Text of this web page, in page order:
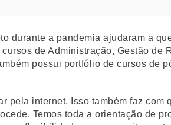
durante a pandemia ajudaram a
de Administração, Gestão
possui portfólio de cursos de
pela internet. Isso também faz
Temos toda a orientação de